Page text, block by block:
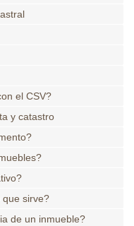
el CSV?
y catastro
que sirve?
de un inmueble?